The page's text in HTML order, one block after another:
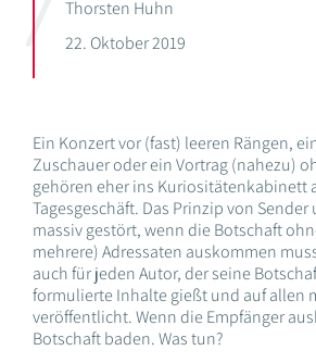
Thorsten Huhn
22. Oktober 2019
Ein Konzert vor (fast) leeren Rängen,
Zuschauer oder ein Vortrag (nahezu)
gehören eher ins Kuriositätenkabinett
Tagesgeschäft. Das Prinzip von
massiv gestört, wenn die Botschaft
mehrere) Adressaten auskommen
auch für jeden Autor, der seine
formulierte Inhalte gießt und auf allen
veröffentlicht. Wenn die Empfänger
Botschaft baden. Was tun?